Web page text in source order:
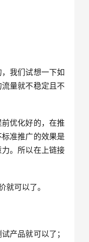
我们试想一下如
量就不稳定且不
优化好的，在推
准推广的效果是
。所以在上链接
可以了。
产品就可以了；